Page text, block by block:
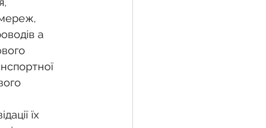
мереж,
а
їх